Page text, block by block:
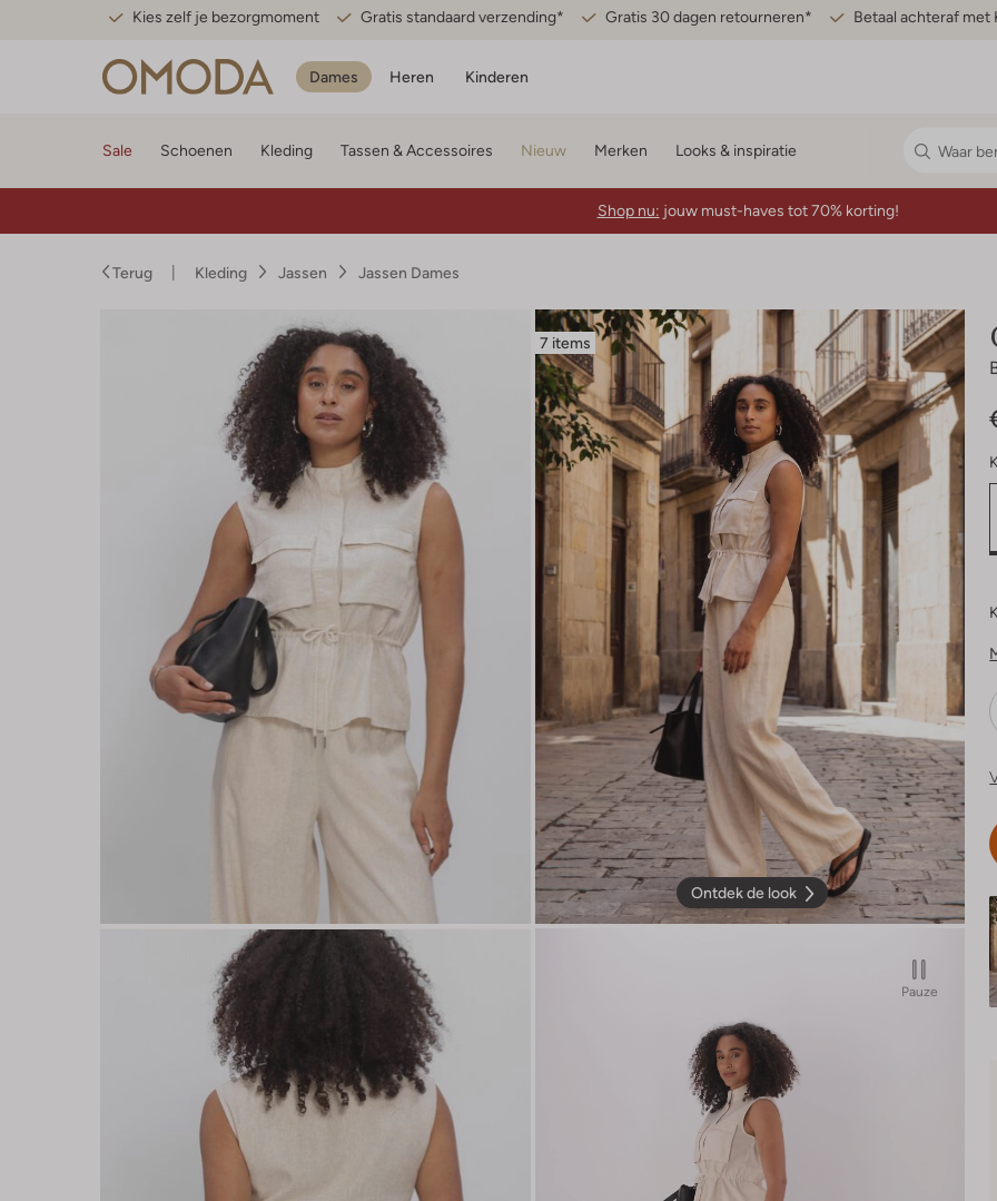
Kies zelf je bezorgmoment Gratis standaard verzending* Gratis 30 dagen retourneren* Betaal achteraf met
Dames Heren Kinderen
Sale Schoenen Kleding Tassen & Accessoires Nieuw Merken Looks & inspiratie
Shop nu: jouw must-haves tot 70% korting!
Terug Kleding Jassen Jassen Dames
7 items
Ontdek de look
Pauze